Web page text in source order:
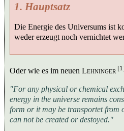
1. Hauptsatz
Die Energie des Universums ist
weder erzeugt noch vernichtet
Oder wie es im neuen Lehninger
"For any physical or chemical
energy in the universe remains
form or it may be transportet from
can not be created or destoyed."